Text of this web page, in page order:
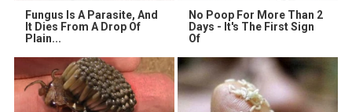
Fungus Is A Parasite, And
It Dies From A Drop Of
Plain...
No Poop For More Than 2
Days - It's The First Sign
Of